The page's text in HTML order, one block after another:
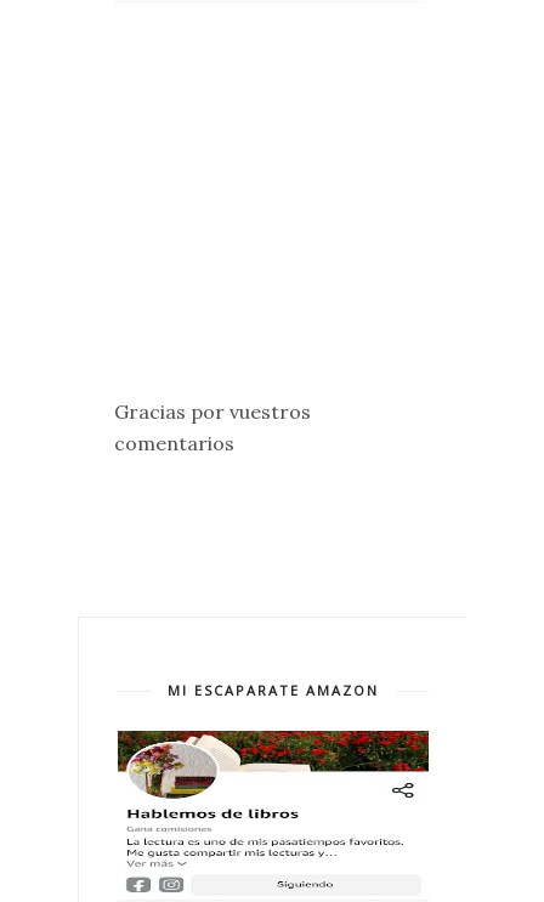
Gracias por vuestros
comentarios
MI ESCAPARATE AMAZON